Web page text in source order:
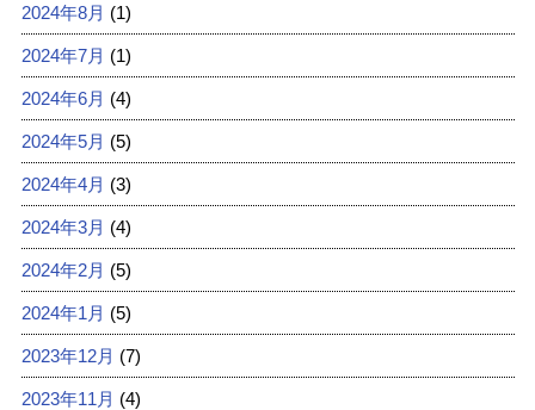
2024年8月 (1)
2024年7月 (1)
2024年6月 (4)
2024年5月 (5)
2024年4月 (3)
2024年3月 (4)
2024年2月 (5)
2024年1月 (5)
2023年12月 (7)
2023年11月 (4)